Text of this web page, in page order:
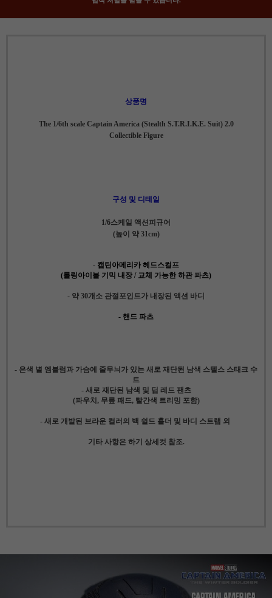
상품명
The 1/6th scale Captain America (Stealth S.T.R.I.K.E. Suit) 2.0
Collectible Figure
구성 및 디테일
1/6스케일 액션피규어
(높이 약 31cm)
- 캡틴아메리카 헤드스컬프
(롤링아이볼 기믹 내장 / 교체 가능한 하관 파츠)
- 약 30개소 관절포인트가 내장된 액션 바디
- 핸드 파츠
- 은색 별 엠블럼과 가슴에 줄무늬가 있는 새로 재단된 남색 스텔스 스태크 수
트
- 새로 재단된 남색 및 딥 레드 팬츠
(파우치, 무릎 패드, 빨간색 트리밍 포함)
- 새로 개발된 브라운 컬러의 백 쉴드 홀더 및 바디 스트랩 외
기타 사항은 하기 상세컷 참조.